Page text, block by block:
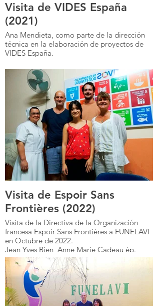
Visita de VIDES España
(2021)
Ana Mendieta, como parte de la dirección
técnica en la elaboración de proyectos de
VIDES España.
Visita de Espoir Sans
Frontières (2022)
Visita de la Directiva de la Organización
francesa Espoir Sans Frontières a FUNELAVI
en Octubre de 2022.
Jean Yves Bien, Anne Marie Cadeau ép.
Bien, Soline Tuoi Bien, Albin Gilles Hervy.